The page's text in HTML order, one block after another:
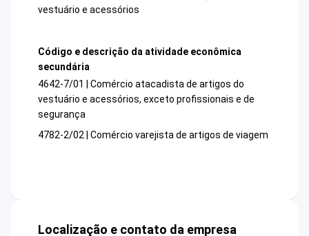
vestuário e acessórios
Código e descrição da atividade econômica
secundária
4642-7/01 | Comércio atacadista de artigos do
vestuário e acessórios, exceto profissionais e de
segurança
4782-2/02 | Comércio varejista de artigos de viagem
Localização e contato da empresa